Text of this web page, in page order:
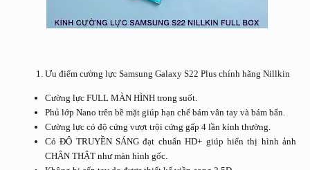
Ưu điểm cường lực Samsung Galaxy S22 Plus chính hãng Nillkin
Cường lực FULL MÀN HÌNH trong suốt.
Phủ lớp Nano trên bề mặt giúp hạn chế bám vân tay và bám bẩn.
Cường lực có độ cứng vượt trội cứng gấp 4 lần kính thường.
Có ĐỘ TRUYỀN SÁNG đạt chuẩn HD+ giúp hiển thị hình ảnh
CHÂN THẬT như màn hình gốc.